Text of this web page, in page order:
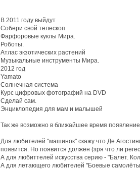
В 2011 году выйдут
Собери свой телескоп
Фарфоровые куклы Мира.
Роботы.
Атлас экзотических растений
Музыкальные инструменты Мира.
2012 год
Yamato
Солнечная система
Курс цифровых фотографий на DVD
Сделай сам.
Энциклопедия для мам и малышей
Так же возможно в ближайшее время
Для любителей "машинок" скажу что Де
появится. Но появится должен (зря что ли
А для любиттелей искусства серию - "Балет.
А для летающего любителей "Боевые